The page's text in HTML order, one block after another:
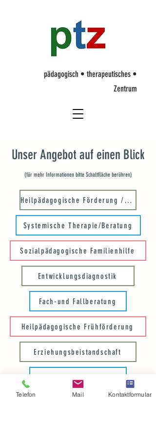
pädagogisch • therapeutisches •
Zentrum
Unser Angebot auf einen Blick
(für mehr Informationen bitte Schaltfläche berühren)
Heilpädagogische Förderung / Therapie
Systemische Therapie/Beratung
Sozialpädagogische Familienhilfe
Entwicklungsdiagnostik
Fach-und Fallberatung
Heilpädagogische Frühförderung
Erziehungsbeistandschaft
Telefon Mail Kontaktformular